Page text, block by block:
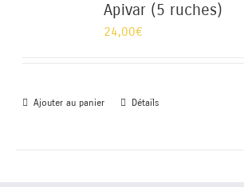
Apivar (5 ruches)
24,00€
Ajouter au panier Détails